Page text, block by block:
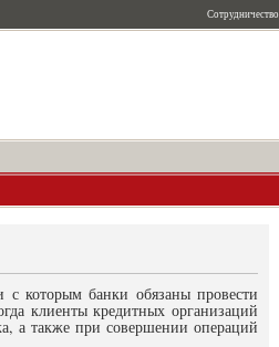
Сотрудничество
с которым банки обязаны провести
клиенты кредитных организаций
а также при совершении операций